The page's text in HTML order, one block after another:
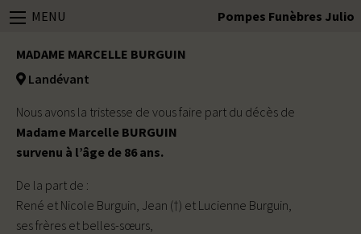
MENU Pompes Funèbres Julio
MADAME MARCELLE BURGUIN
Landévant
Nous avons la tristesse de vous faire part du décès de
Madame Marcelle BURGUIN
survenu à l’âge de 86 ans.
De la part de :
René et Nicole Burguin, Jean (†) et Lucienne Burguin,
ses frères et belles-sœurs,